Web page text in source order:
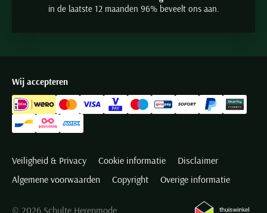
in de laatste 12 maanden 96% beveelt ons aan.
Wij accepteren
Veiligheid & Privacy Cookie informatie
Disclaimer
Algemene voorwaarden
Copyright Overige informatie
© 2026 Schulte Herenmode